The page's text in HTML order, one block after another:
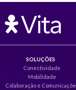
SOLUÇÕES
Conectividade
Mobilidade
Colaboração e